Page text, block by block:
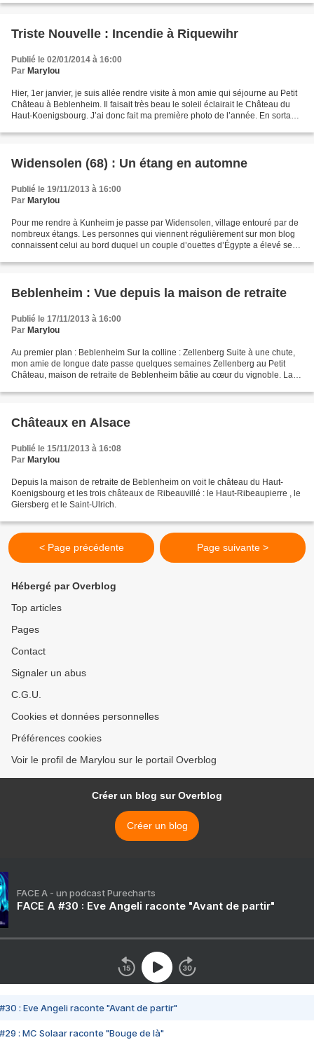
Triste Nouvelle : Incendie à Riquewihr
Publié le 02/01/2014 à 16:00
Par Marylou
Hier, 1er janvier, je suis allée rendre visite à mon amie qui séjourne au Petit
Château à Beblenheim. Il faisait très beau le soleil éclairait le Château du
Haut-Koenigsbourg. J’ai donc fait ma première photo de l’année. En sortant
Widensolen (68) : Un étang en automne
Publié le 19/11/2013 à 16:00
Par Marylou
Pour me rendre à Kunheim je passe par Widensolen, village entouré par de
nombreux étangs. Les personnes qui viennent régulièrement sur mon blog
connaissent celui au bord duquel un couple d’ouettes d’Égypte a élevé ses
Beblenheim : Vue depuis la maison de retraite
Publié le 17/11/2013 à 16:00
Par Marylou
Au premier plan : Beblenheim Sur la colline : Zellenberg Suite à une chute,
mon amie de longue date passe quelques semaines Zellenberg au Petit
Château, maison de retraite de Beblenheim bâtie au cœur du vignoble. La
Châteaux en Alsace
Publié le 15/11/2013 à 16:08
Par Marylou
Depuis la maison de retraite de Beblenheim on voit le château du Haut-
Koenigsbourg et les trois châteaux de Ribeauvillé : le Haut-Ribeaupierre , le
Giersberg et le Saint-Ulrich.
< Page précédente Page suivante >
Hébergé par Overblog
Top articles
Pages
Contact
Signaler un abus
C.G.U.
Cookies et données personnelles
Préférences cookies
Voir le profil de Marylou sur le portail Overblog
Créer un blog sur Overblog
Créer un blog
FACE A - un podcast Purecharts
FACE A #30 : Eve Angeli raconte "Avant de partir"
#30 : Eve Angeli raconte "Avant de partir"
#29 : MC Solaar raconte "Bouge de là"